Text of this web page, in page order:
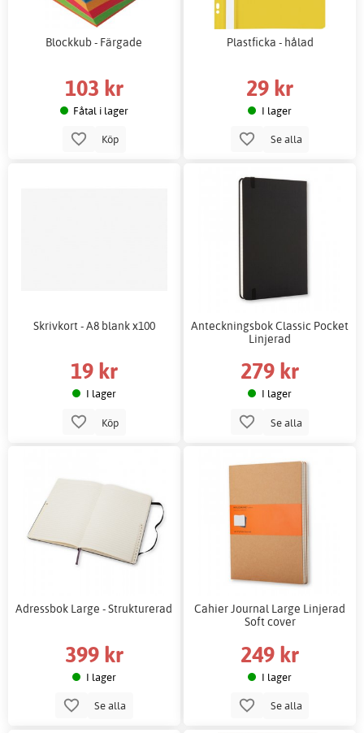
Blockkub - Färgade
103 kr
Fåtal i lager
Köp
Plastficka - hålad
29 kr
I lager
Se alla
Skrivkort - A8 blank x100
19 kr
I lager
Köp
Anteckningsbok Classic Pocket
Linjerad
279 kr
I lager
Se alla
Adressbok Large - Strukturerad
399 kr
I lager
Se alla
Cahier Journal Large Linjerad
Soft cover
249 kr
I lager
Se alla